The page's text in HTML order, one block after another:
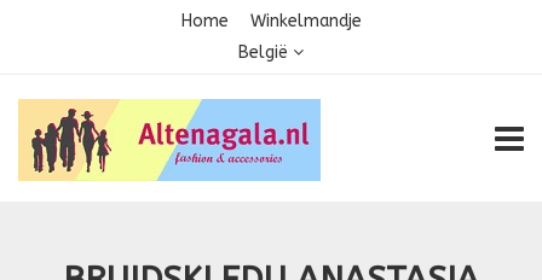
Home
Winkelmandje
België